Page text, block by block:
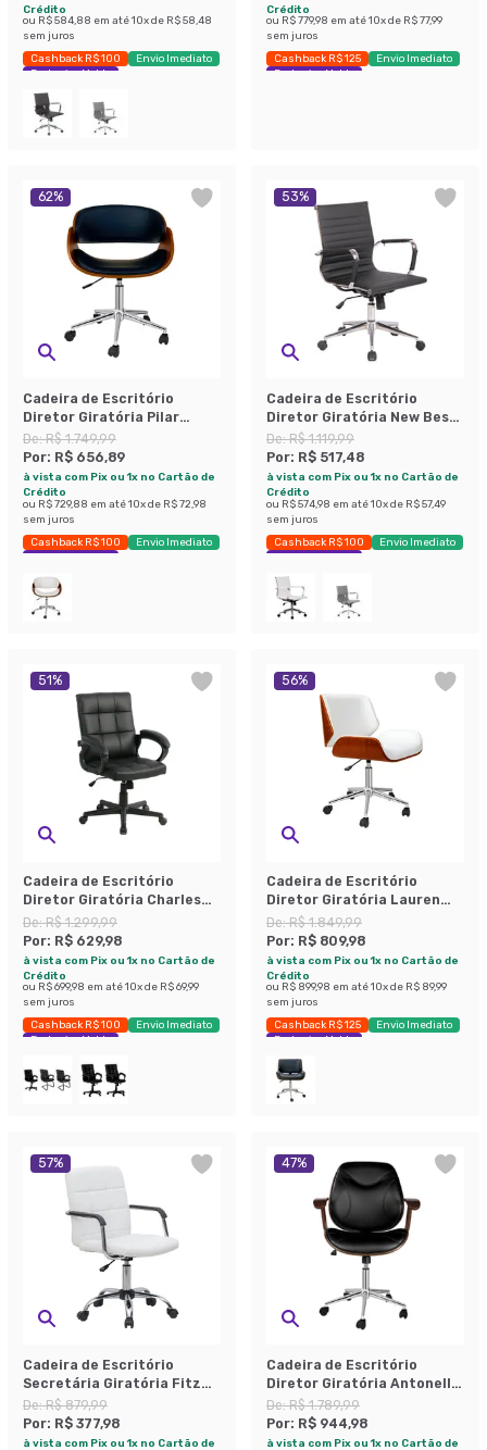
Crédito
ou R$ 584,88 em até10x de R$ 58,48
sem juros
Cashback R$ 100
Envio Imediato
Exclusivo Mobly
Crédito
ou R$ 779,98 em até10x de R$ 77,99
sem juros
Cashback R$ 125
Envio Imediato
Exclusivo Mobly
62%
Cadeira de Escritório
Diretor Giratória Pilar
Preta
De:R$ 1.749,99
Por: R$ 656,89
à vista com Pix ou 1x no Cartão de
Crédito
ou R$ 729,88 em até10x de R$ 72,98
sem juros
Cashback R$ 100
Envio Imediato
Exclusivo Mobly
53%
Cadeira de Escritório
Diretor Giratória New Best
Preta
De:R$ 1.119,99
Por: R$ 517,48
à vista com Pix ou 1x no Cartão de
Crédito
ou R$ 574,98 em até10x de R$ 57,49
sem juros
Cashback R$ 100
Envio Imediato
Exclusivo Mobly
51%
Cadeira de Escritório
Diretor Giratória Charles
Preta
De:R$ 1.299,99
Por: R$ 629,98
à vista com Pix ou 1x no Cartão de
Crédito
ou R$ 699,98 em até10x de R$ 69,99
sem juros
Cashback R$ 100
Envio Imediato
Exclusivo Mobly
56%
Cadeira de Escritório
Diretor Giratória Lauren
Branca
De:R$ 1.849,99
Por: R$ 809,98
à vista com Pix ou 1x no Cartão de
Crédito
ou R$ 899,98 em até10x de R$ 89,99
sem juros
Cashback R$ 125
Envio Imediato
Exclusivo Mobly
57%
Cadeira de Escritório
Secretária Giratória Fitz
Branca
De:R$ 879,99
Por: R$ 377,98
à vista com Pix ou 1x no Cartão de
47%
Cadeira de Escritório
Diretor Giratória Antonella
Preta
De:R$ 1.789,99
Por: R$ 944,98
à vista com Pix ou 1x no Cartão de